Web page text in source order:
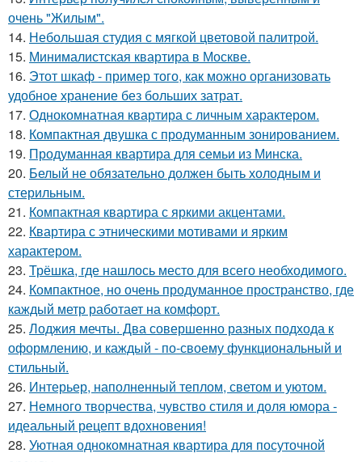
очень "Жилым".
14. Небольшая студия с мягкой цветовой палитрой.
15. Минималистская квартира в Москве.
16. Этот шкаф - пример того, как можно организовать
удобное хранение без больших затрат.
17. Однокомнатная квартира с личным характером.
18. Компактная двушка с продуманным зонированием.
19. Продуманная квартира для семьи из Минска.
20. Белый не обязательно должен быть холодным и
стерильным.
21. Компактная квартира с яркими акцентами.
22. Квартира с этническими мотивами и ярким
характером.
23. Трёшка, где нашлось место для всего необходимого.
24. Компактное, но очень продуманное пространство, где
каждый метр работает на комфорт.
25. Лоджия мечты. Два совершенно разных подхода к
оформлению, и каждый - по-своему функциональный и
стильный.
26. Интерьер, наполненный теплом, светом и уютом.
27. Немного творчества, чувство стиля и доля юмора -
идеальный рецепт вдохновения!
28. Уютная однокомнатная квартира для посуточной